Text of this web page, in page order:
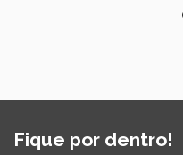
Fique por dentro!